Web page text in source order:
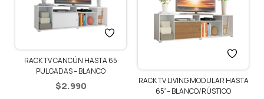
RACK TV CANCÚN HASTA 65
PULGADAS – BLANCO
$2.990
RACK TV LIVING MODULAR HASTA
65′ – BLANCO/RÚSTICO